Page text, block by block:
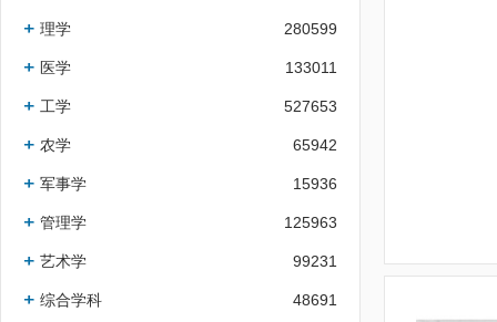
理学 280599
医学 133011
工学 527653
农学 65942
军事学 15936
管理学 125963
艺术学 99231
综合学科 48691